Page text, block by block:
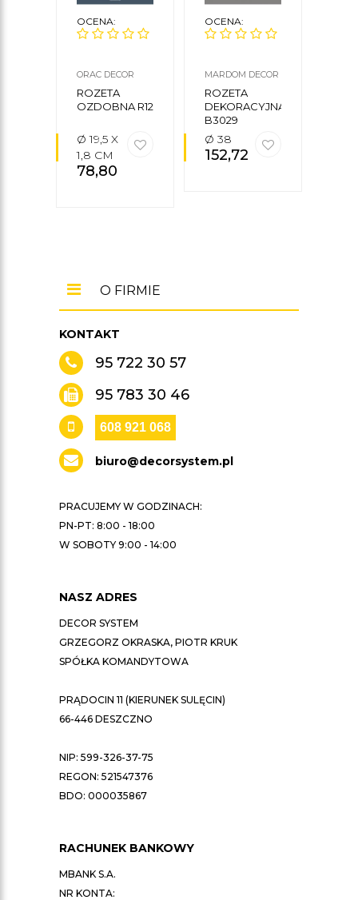
OCENA:
ORAC DECOR
ROZETA
OZDOBNA R12
Ø 19,5 X
1,8 CM
78,80
OCENA:
MARDOM DECOR
ROZETA
DEKORACYJNA
B3029
Ø 38
152,72
KONTAKT
95 722 30 57
95 783 30 46
608 921 068
biuro@decorsystem.pl
PRACUJEMY W GODZINACH:
PN-PT: 8:00 - 18:00
W SOBOTY 9:00 - 14:00
NASZ ADRES
DECOR SYSTEM
GRZEGORZ OKRASKA, PIOTR KRUK
SPÓŁKA KOMANDYTOWA
PRĄDOCIN 11 (KIERUNEK SULĘCIN)
66-446 DESZCZNO
NIP: 599-326-37-75
REGON: 521547376
BDO: 000035867
O FIRMIE
RACHUNEK BANKOWY
MBANK S.A.
NR KONTA: